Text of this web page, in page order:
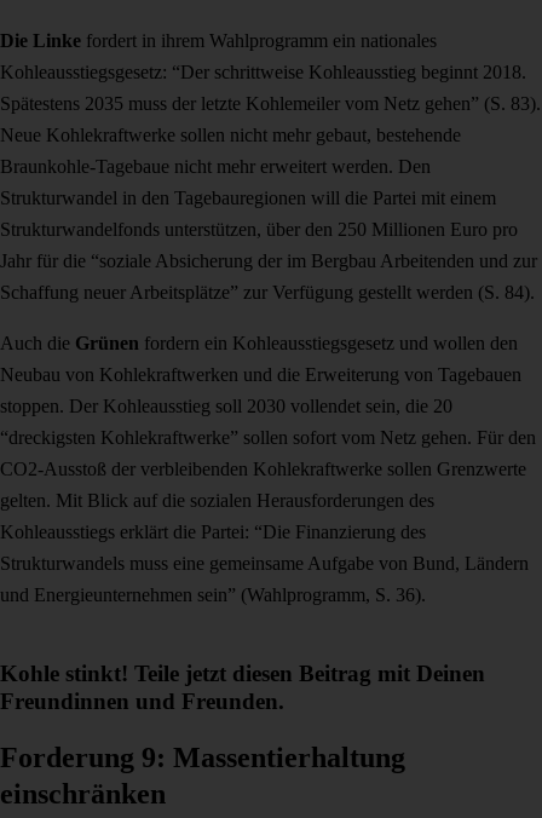
Die Linke fordert in ihrem Wahlprogramm ein nationales
Kohleausstiegsgesetz: “Der schrittweise Kohleausstieg beginnt 2018.
Spätestens 2035 muss der letzte Kohlemeiler vom Netz gehen” (S. 83).
Neue Kohlekraftwerke sollen nicht mehr gebaut, bestehende
Braunkohle-Tagebaue nicht mehr erweitert werden. Den
Strukturwandel in den Tagebauregionen will die Partei mit einem
Strukturwandelfonds unterstützen, über den 250 Millionen Euro pro
Jahr für die “soziale Absicherung der im Bergbau Arbeitenden und zur
Schaffung neuer Arbeitsplätze” zur Verfügung gestellt werden (S. 84).
Auch die Grünen fordern ein Kohleausstiegsgesetz und wollen den
Neubau von Kohlekraftwerken und die Erweiterung von Tagebauen
stoppen. Der Kohleausstieg soll 2030 vollendet sein, die 20
“dreckigsten Kohlekraftwerke” sollen sofort vom Netz gehen. Für den
CO2-Ausstoß der verbleibenden Kohlekraftwerke sollen Grenzwerte
gelten. Mit Blick auf die sozialen Herausforderungen des
Kohleausstiegs erklärt die Partei: “Die Finanzierung des
Strukturwandels muss eine gemeinsame Aufgabe von Bund, Ländern
und Energieunternehmen sein” (Wahlprogramm, S. 36).
Kohle stinkt! Teile jetzt diesen Beitrag mit Deinen
Freundinnen und Freunden.
Forderung 9: Massentierhaltung
einschränken